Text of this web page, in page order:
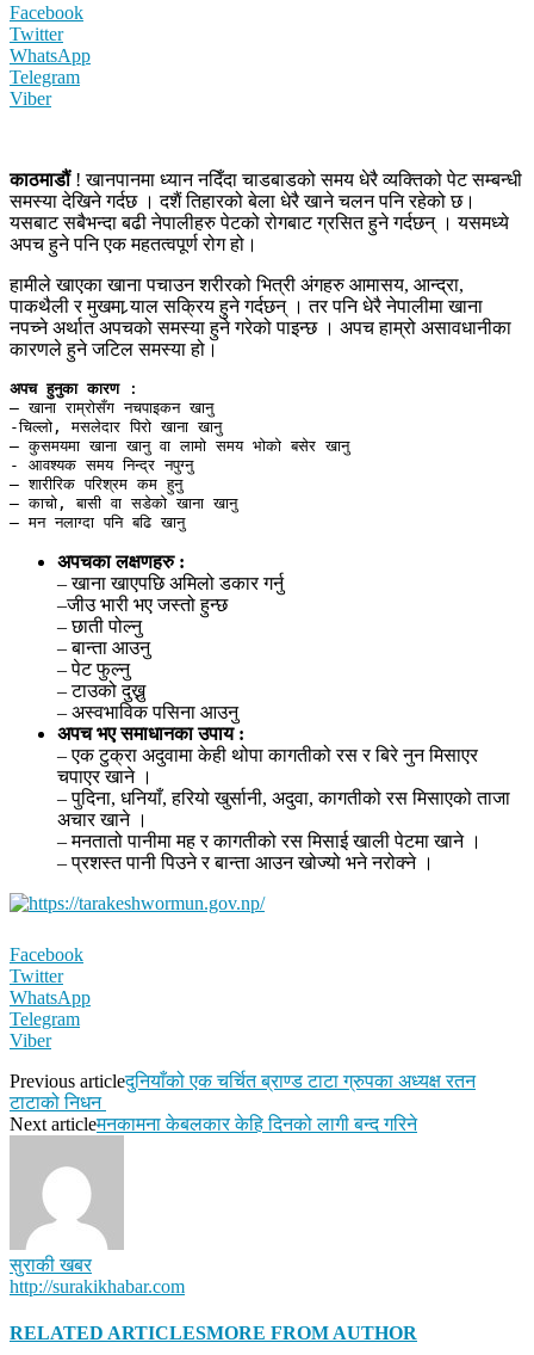
Facebook
Twitter
WhatsApp
Telegram
Viber
काठमाडौं! खानपानमा ध्यान नदिँदा चाडबाडको समय धेरै व्यक्तिको पेट सम्बन्धी
समस्या देखिने गर्दछ । दशैं तिहारको बेला धेरै खाने चलन पनि रहेको छ।
यसबाट सबैभन्दा बढी नेपालीहरु पेटको रोगबाट ग्रसित हुने गर्दछन् । यसमध्ये
अपच हुने पनि एक महतत्वपूर्ण रोग हो।
हामीले खाएका खाना पचाउन शरीरको भित्री अंगहरु आमासय, आन्द्रा,
पाकथैली र मुखमा र्‍याल सक्रिय हुने गर्दछन् । तर पनि धेरै नेपालीमा खाना
नपच्ने अर्थात अपचको समस्या हुने गरेको पाइन्छ । अपच हाम्रो असावधानीका
कारणले हुने जटिल समस्या हो।
अपच हुनुका कारण :
– खाना राम्रोसँग नचपाइकन खानु
-चिल्लो, मसलेदार पिरो खाना खानु
– कुसमयमा खाना खानु वा लामो समय भोको बसेर खानु
- आवश्यक समय निन्द्र नपुग्नु
– शारीरिक परिश्रम कम हुनु
– काचो, बासी वा सडेको खाना खानु
– मन नलाग्दा पनि बढि खानु
अपचका लक्षणहरु :
– खाना खाएपछि अमिलो डकार गर्नु
–जीउ भारी भए जस्तो हुन्छ
– छाती पोल्नु
– बान्ता आउनु
– पेट फुल्नु
– टाउको दुख्नु
– अस्वभाविक पसिना आउनु
अपच भए समाधानका उपाय :
– एक टुक्रा अदुवामा केही थोपा कागतीको रस र बिरे नुन मिसाएर
चपाएर खाने ।
– पुदिना, धनियाँ, हरियो खुर्सानी, अदुवा, कागतीको रस मिसाएको ताजा
अचार खाने ।
– मनतातो पानीमा मह र कागतीको रस मिसाई खाली पेटमा खाने ।
– प्रशस्त पानी पिउने र बान्ता आउन खोज्यो भने नरोक्ने ।
Facebook
Twitter
WhatsApp
Telegram
Viber
Previous articleदुनियाँको एक चर्चित ब्राण्ड टाटा ग्रुपका अध्यक्ष रतन
टाटाको निधन
Next articleमनकामना केबलकार केहि दिनको लागी बन्द गरिने
सुराकी खबर
http://surakikhabar.com
RELATED ARTICLESMORE FROM AUTHOR